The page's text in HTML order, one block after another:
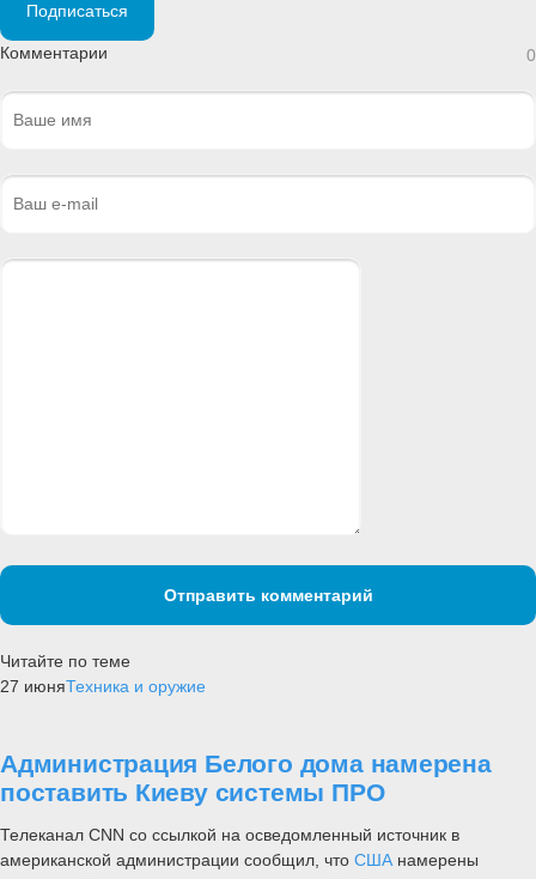
Подписаться
Комментарии 0
Отправить комментарий
Читайте по теме
27 июняТехника и оружие
Администрация Белого дома намерена
поставить Киеву системы ПРО
Телеканал CNN со ссылкой на осведомленный источник в
американской администрации сообщил, что США намерены